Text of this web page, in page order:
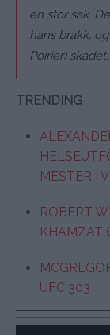
en stor sak.
hans brakk,
Poirier)
TRENDING
MESTER I
ROBERT
KHAMZAT
UFC 303